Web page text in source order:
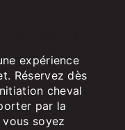
expérience
Réservez dès
cheval
par la
soyez